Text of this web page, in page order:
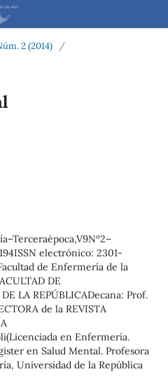
2 (2014)
/
electrónico: 2301-
de Enfermería de la
DE
LA REPÚBLICADecana: Prof.
de la REVISTA
en Enfermería.
en Salud Mental. Profesora
Universidad de la República